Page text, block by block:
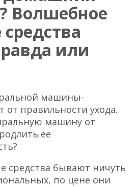
Волшебное
или
машины-
от правильности ухода.
машину от
ее
средства бывают ничуть
по цене они